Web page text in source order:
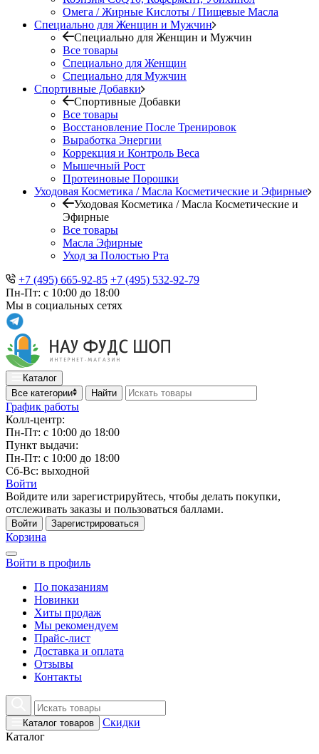
Омега / Жирные Кислоты / Пищевые Масла
Специально для Женщин и Мужчин
Специально для Женщин и Мужчин
Все товары
Специально для Женщин
Специально для Мужчин
Спортивные Добавки
Спортивные Добавки
Все товары
Восстановление После Тренировок
Выработка Энергии
Коррекция и Контроль Веса
Мышечный Рост
Протеиновые Порошки
Уходовая Косметика / Масла Косметические и Эфирные
Уходовая Косметика / Масла Косметические и
Эфирные
Все товары
Масла Эфирные
Уход за Полостью Рта
+7 (495) 665-92-85 +7 (495) 532-92-79
Пн-Пт: с 10:00 до 18:00
Мы в социальных сетях
Каталог
Все категории
Найти
График работы
Колл-центр:
Пн-Пт: с 10:00 до 18:00
Пункт выдачи:
Пн-Пт: с 10:00 до 18:00
Сб-Вс: выходной
Войти
Войдите или зарегистрируйтесь, чтобы делать покупки,
отслеживать заказы и пользоваться баллами.
Войти Зарегистрироваться
Корзина
Войти в профиль
По показаниям
Новинки
Хиты продаж
Мы рекомендуем
Прайс-лист
Доставка и оплата
Отзывы
Контакты
Каталог товаров
Скидки
Каталог